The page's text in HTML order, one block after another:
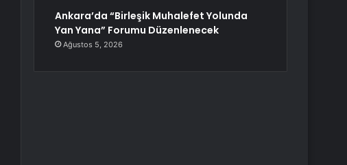
Ankara’da “Birleşik Muhalefet Yolunda
Yan Yana” Forumu Düzenlenecek
Ağustos 5, 2026